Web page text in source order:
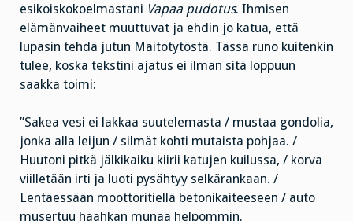
esikoiskokoelmastani Vapaa pudotus. Ihmisen
elämänvaiheet muuttuvat ja ehdin jo katua, että
lupasin tehdä jutun Maitotytöstä. Tässä runo kuitenkin
tulee, koska tekstini ajatus ei ilman sitä loppuun
saakka toimi:
”Sakea vesi ei lakkaa suutelemasta / mustaa gondolia,
jonka alla leijun / silmät kohti mutaista pohjaa. /
Huutoni pitkä jälkikaiku kiirii katujen kuilussa, / korva
viilletään irti ja luoti pysähtyy selkärankaan. /
Lentäessään moottoritiellä betonikaiteeseen / auto
musertuu haahkan munaa helpommin.